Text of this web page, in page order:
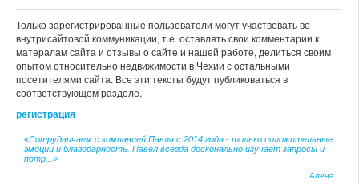
Только зарегистрированные пользователи могут участвовать во
внутрисайтовой коммуникации, т.е. оставлять свои комментарии к
матералам сайта и отзывы о сайте и нашей работе, делиться своим
опытом относительно недвижимости в Чехии с остальными
посетителями сайта. Все эти тексты будут публиковаться в
соответствующем разделе.
регистрация
«Сотрудничаем с компанией Павла с 2014 года - только положительные
эмоции и благодарность. Павел всегда досконально изучает запросы и
потр...»
Алена